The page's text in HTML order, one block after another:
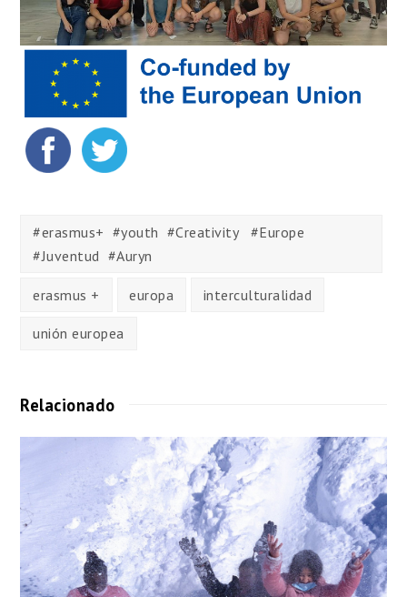
#erasmus+ #youth #Creativity #Europe
#Juventud #Auryn
erasmus + europa interculturalidad
unión europea
Relacionado